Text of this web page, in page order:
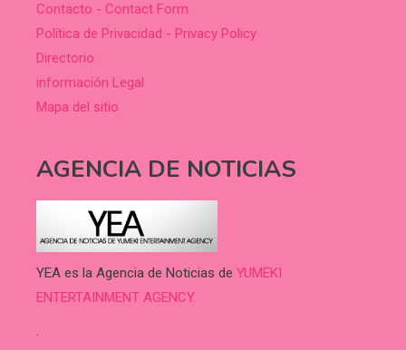
Contacto - Contact Form
Política de Privacidad - Privacy Policy
Directorio
información Legal
Mapa del sitio
AGENCIA DE NOTICIAS
YEA es la Agencia de Noticias de YUMEKI
ENTERTAINMENT AGENCY.
.